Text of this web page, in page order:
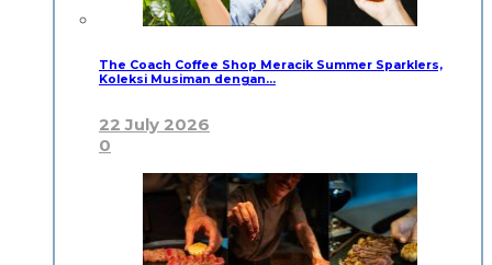
The Coach Coffee Shop Meracik Summer Sparklers,
Koleksi Musiman dengan…
22 July 2026
0